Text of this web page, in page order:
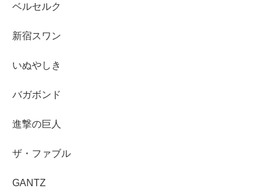
ベルセルク
新宿スワン
いぬやしき
バガボンド
進撃の巨人
ザ・ファブル
GANTZ